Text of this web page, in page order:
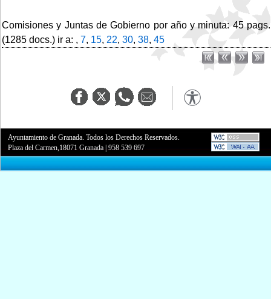
Comisiones y Juntas de Gobierno por año y minuta: 45 pags.
(1285 docs.) ir a: , 7, 15, 22, 30, 38, 45
Ayuntamiento de Granada. Todos los Derechos Reservados.
Plaza del Carmen,18071 Granada |958 539 697